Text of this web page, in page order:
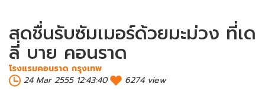
สดชื่นรับซัมเมอร์ด้วยมะม่วง ที่เด
ลี่ บาย คอนราด
โรงแรมคอนราด กรุงเทพ
24 Mar 2555 12:43:40
6274 view